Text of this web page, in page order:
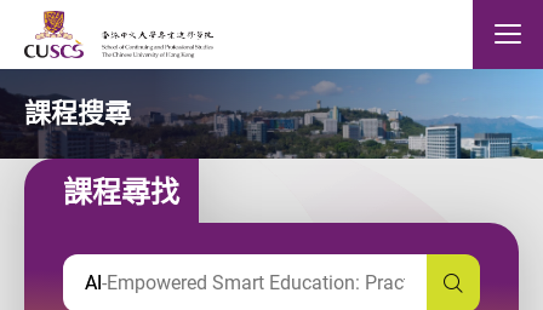
Skip to main content
The Chinese Univeristy of hong Kong Mobile
課程搜尋
課程尋找
輸入課程關鍵字
2 results